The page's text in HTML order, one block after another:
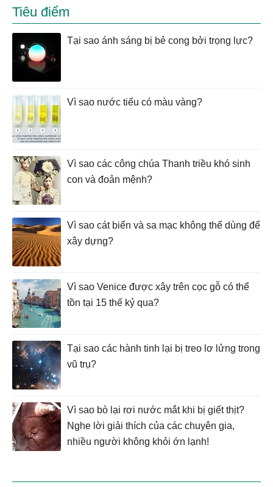
Tiêu điểm
Tại sao ánh sáng bị bẻ cong bởi trọng lực?
Vì sao nước tiểu có màu vàng?
Vì sao các công chúa Thanh triều khó sinh
con và đoản mệnh?
Vì sao cát biển và sa mạc không thể dùng để
xây dựng?
Vì sao Venice được xây trên cọc gỗ có thể
tồn tại 15 thế kỷ qua?
Tại sao các hành tinh lại bị treo lơ lửng trong
vũ trụ?
Vì sao bò lại rơi nước mắt khi bị giết thịt?
Nghe lời giải thích của các chuyên gia,
nhiều người không khỏi ớn lạnh!